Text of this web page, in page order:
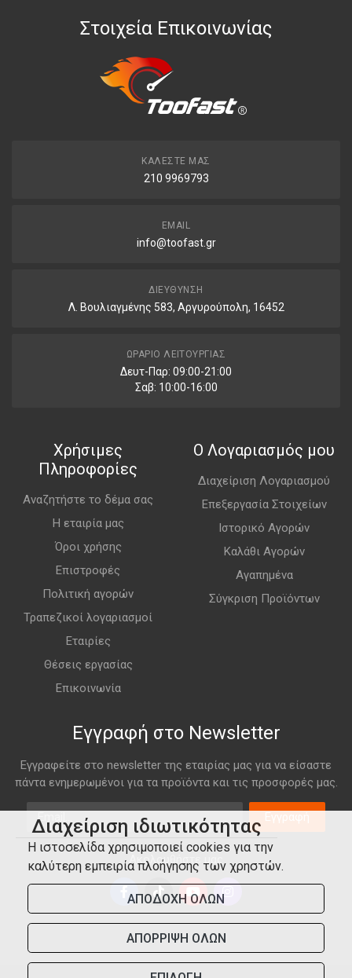
Στοιχεία Επικοινωνίας
ΚΑΛΈΣΤΕ ΜΑΣ
210 9969793
EMAIL
info@toofast.gr
ΔΙΕΎΘΥΝΣΗ
Λ. Βουλιαγμένης 583, Αργυρούπολη, 16452
ΩΡΆΡΙΟ ΛΕΙΤΟΥΡΓΊΑΣ
Δευτ-Παρ: 09:00-21:00
Σαβ: 10:00-16:00
Χρήσιμες
Πληροφορίες
Αναζητήστε το δέμα σας
Η εταιρία μας
Όροι χρήσης
Επιστροφές
Πολιτική αγορών
Τραπεζικοί λογαριασμοί
Εταιρίες
Θέσεις εργασίας
Επικοινωνία
Ο Λογαριασμός μου
Διαχείριση Λογαριασμού
Επεξεργασία Στοιχείων
Ιστορικό Αγορών
Καλάθι Αγορών
Αγαπημένα
Σύγκριση Προϊόντων
Εγγραφή στο Newsletter
Εγγραφείτε στο newsletter της εταιρίας μας για να είσαστε
πάντα ενημερωμένοι για τα προϊόντα και τις προσφορές μας.
Email
Εγγραφή
Ακολουθήστε μας
Διαχείριση ιδιωτικότητας
Η ιστοσελίδα χρησιμοποιεί cookies για την
καλύτερη εμπειρία πλοήγησης των χρηστών.
ΑΠΟΔΟΧΗ ΟΛΩΝ
ΑΠΟΡΡΙΨΗ ΟΛΩΝ